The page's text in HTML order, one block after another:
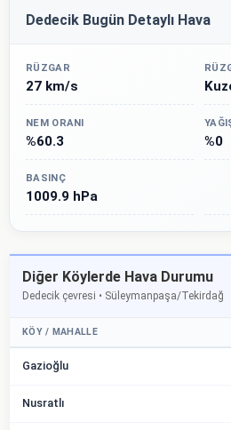
Dedecik Bugün Detaylı Hava
RÜZGAR
27 km/s
NEM ORANI
%60.3 %0
BASINÇ
1009.9 hPa
Diğer Köylerde Hava Durumu
Dedecik çevresi • Süleymanpaşa/Tekirdağ
KÖY / MAHALLE
Gazioğlu
Nusratlı